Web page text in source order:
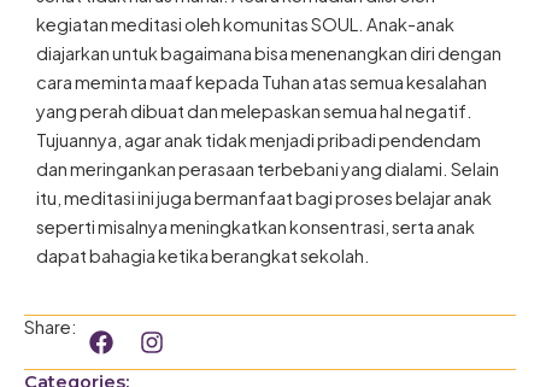
kegiatan meditasi oleh komunitas SOUL. Anak-anak
diajarkan untuk bagaimana bisa menenangkan diri dengan
cara meminta maaf kepada Tuhan atas semua kesalahan
yang perah dibuat dan melepaskan semua hal negatif.
Tujuannya, agar anak tidak menjadi pribadi pendendam
dan meringankan perasaan terbebani yang dialami. Selain
itu, meditasi ini juga bermanfaat bagi proses belajar anak
seperti misalnya meningkatkan konsentrasi, serta anak
dapat bahagia ketika berangkat sekolah.
Share:
F
a
c
I
n
s
Categories: